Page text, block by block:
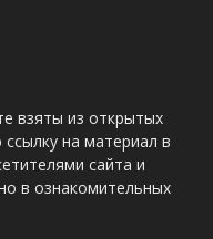
взяты из открытых
на материал в
сайта и
в ознакомительных